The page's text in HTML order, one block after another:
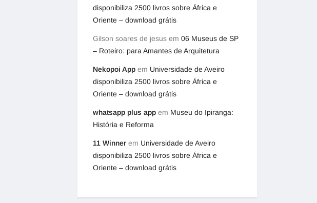
disponibiliza 2500 livros sobre África e
Oriente – download grátis
Gilson soares de jesus em 06 Museus de SP
– Roteiro: para Amantes de Arquitetura
Nekopoi App em Universidade de Aveiro
disponibiliza 2500 livros sobre África e
Oriente – download grátis
whatsapp plus app em Museu do Ipiranga:
História e Reforma
11 Winner em Universidade de Aveiro
disponibiliza 2500 livros sobre África e
Oriente – download grátis